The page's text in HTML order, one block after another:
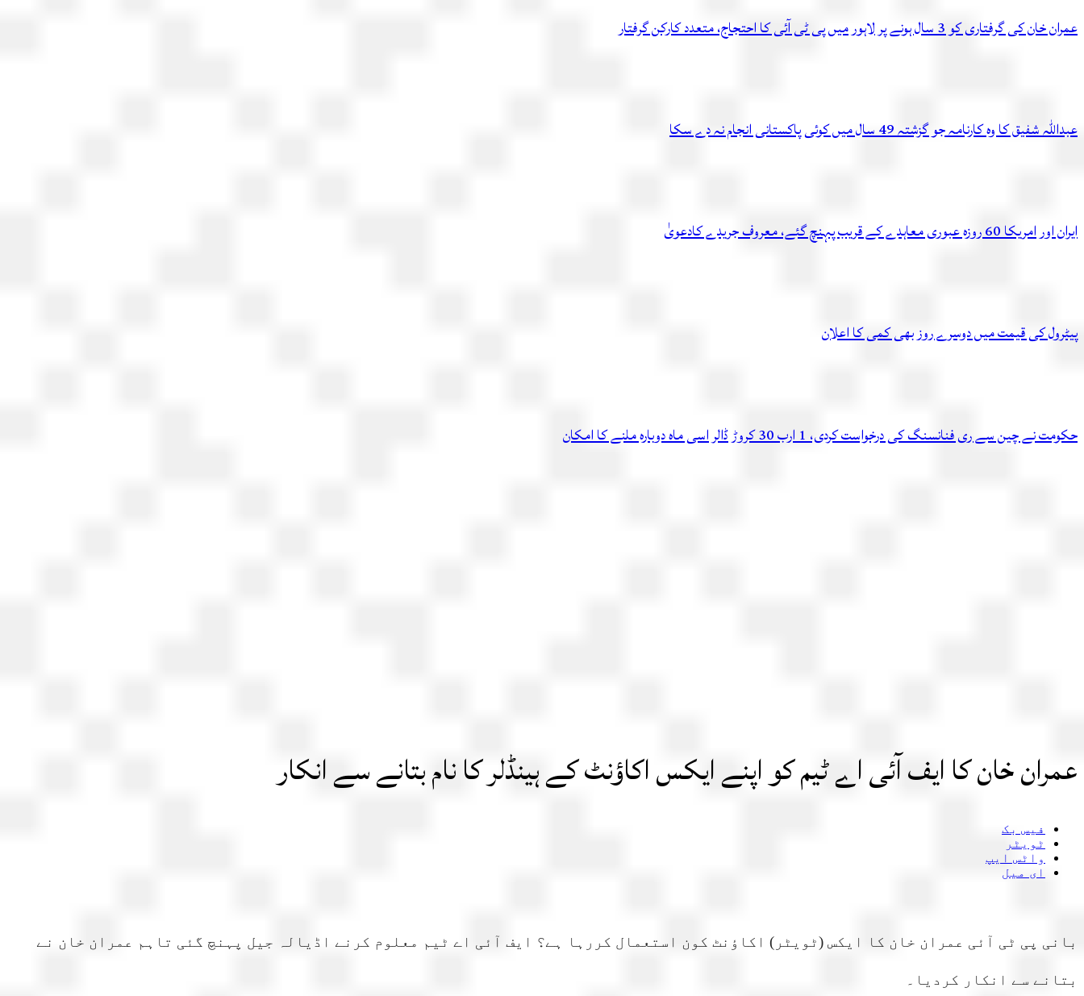
عمران خان کی گرفتاری کو 3 سال ہونے پر لاہور میں پی ٹی آئی کا احتجاج، متعدد کارکن گرفتار
عبداللہ شفیق کا وہ کارنامہ جو گزشتہ 49 سال میں کوئی پاکستانی انجام نہ دے سکا
ایران اور امریکا 60 روزہ عبوری معاہدے کے قریب پہنچ گئے، معروف جریدے کادعویٰ
پیٹرول کی قیمت میں دوسرے روز بھی کمی کا اعلان
حکومت نے چین سے ری فنانسنگ کی درخواست کردی، 1 ارب 30 کروڑ ڈالر اسی ماہ دوبارہ ملنے کا امکان
عمران خان کا ایف آئی اے ٹیم کو اپنے ایکس اکاؤنٹ کے ہینڈلر کا نام بتانے سے انکار
فیس بک
ٹویٹر
واٹس ایپ
ای میل
بانی پی ٹی آئی عمران خان کا ایکس (ٹویٹر) اکاؤنٹ کون استعمال کررہا ہے؟ ایف آئی اے ٹیم معلوم کرنے اڈیالہ جیل پہنچ گئی تاہم عمران خان نے
بتانے سے انکار کردیا۔